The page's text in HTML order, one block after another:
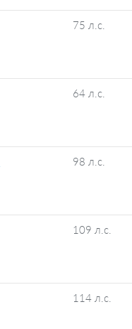
75 л.с.
64 л.с.
98 л.с.
109 л.с.
114 л.с.